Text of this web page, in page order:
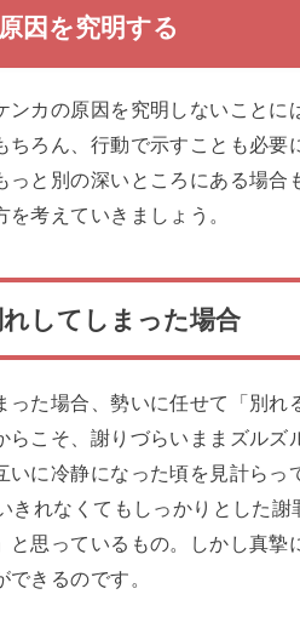
因を究明する
カの原因を究明しないことに
ろん、行動で示すことも必要
と別の深いところにある場合
考えていきましょう。
してしまった場合
た場合、勢いに任せて「別れ
こそ、謝りづらいままズルズ
に冷静になった頃を見計らっ
れなくてもしっかりとした謝
思っているもの。しかし真摯
きるのです。